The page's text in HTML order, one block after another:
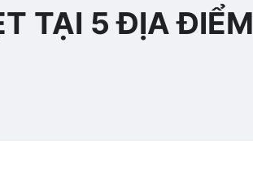
TẠI 5 ĐỊA ĐIỂM